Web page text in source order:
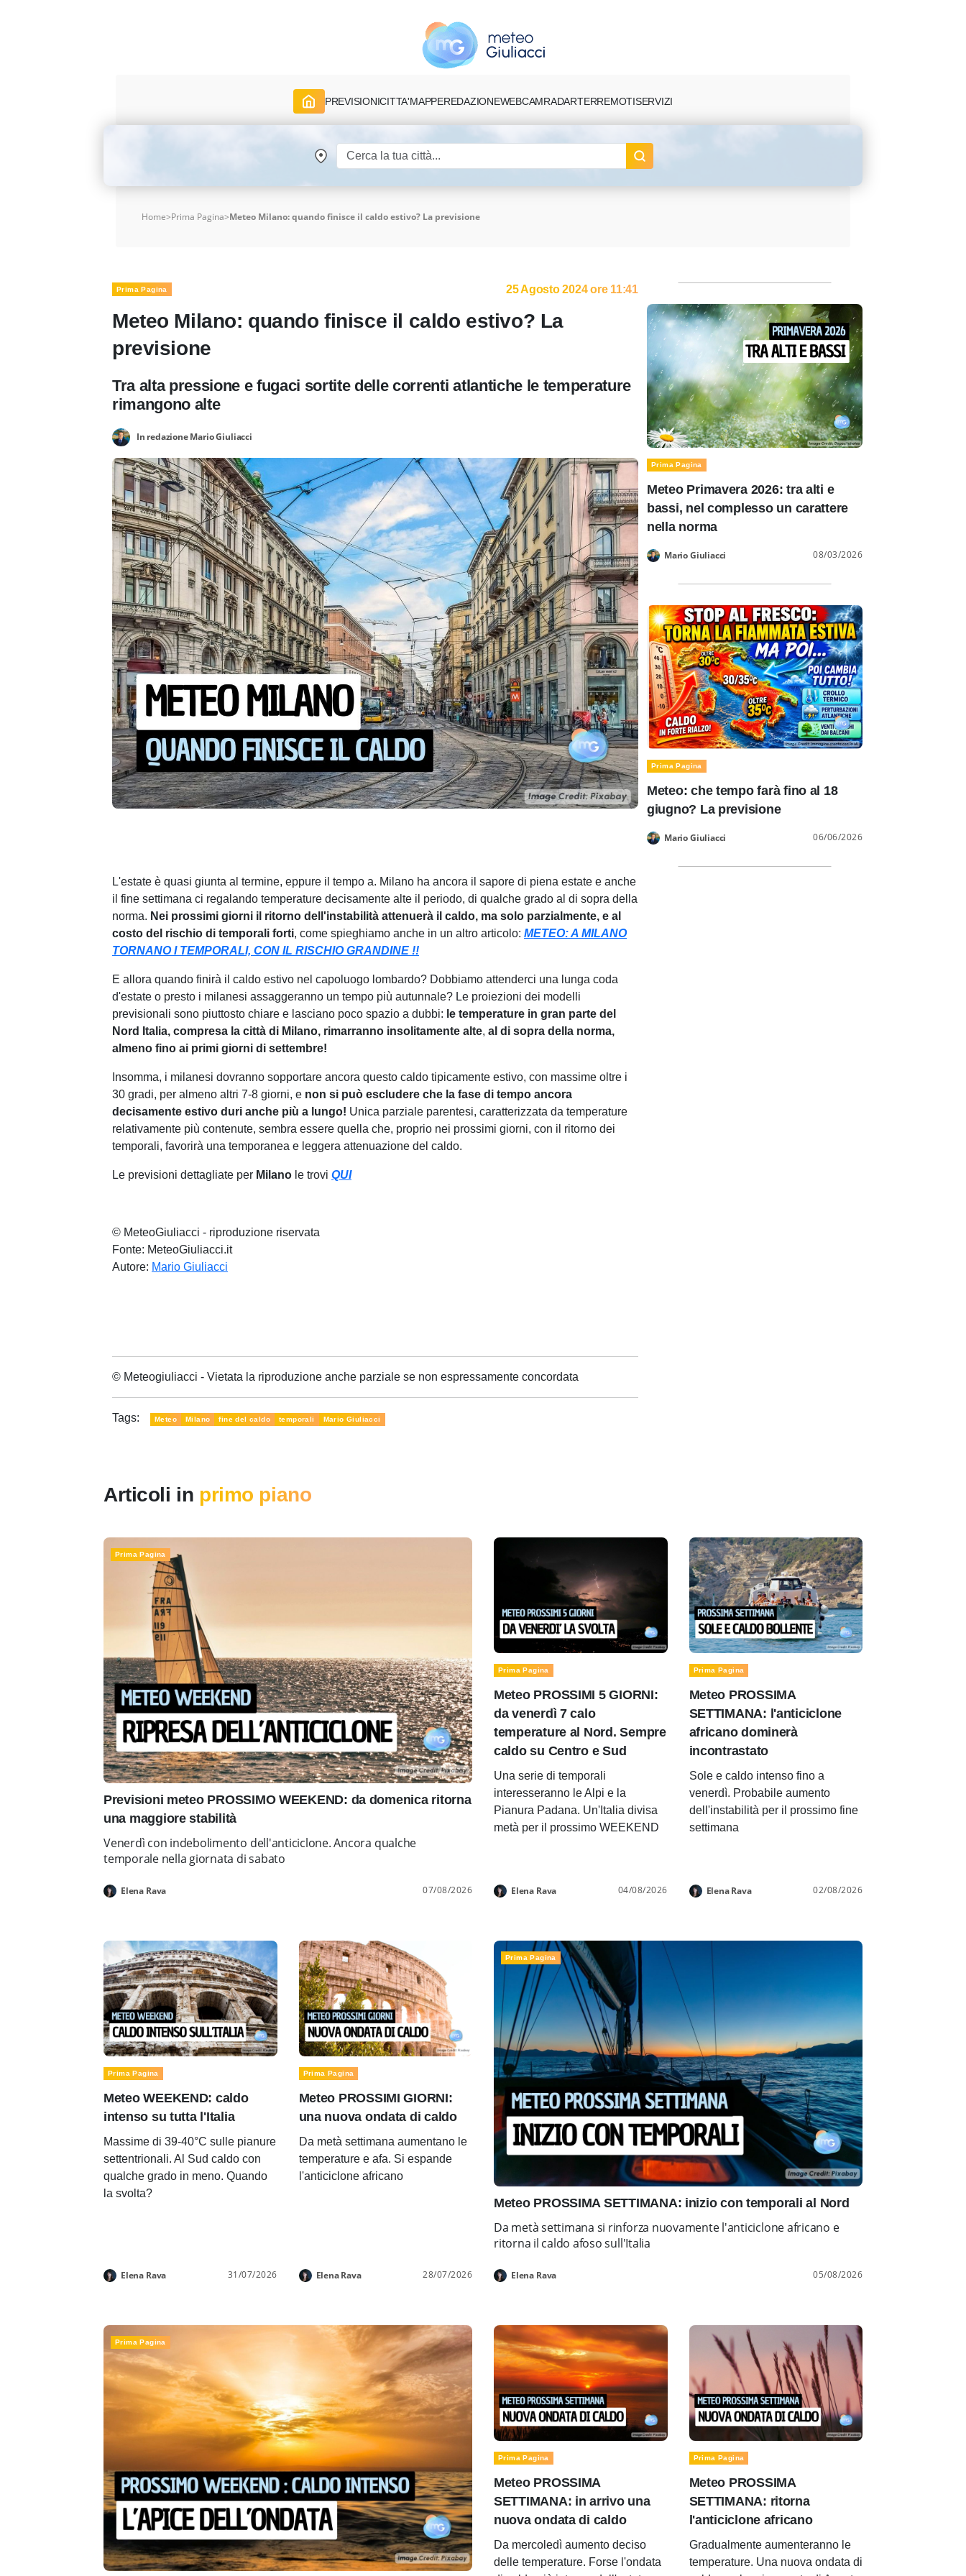
PREVISIONICITTA'MAPPEREDAZIONEWEBCAMRADARTERREMOTISERVIZI
Home>Prima Pagina>Meteo Milano: quando finisce il caldo estivo? La previsione
Prima Pagina 25 Agosto 2024 ore 11:41
Meteo Milano: quando finisce il caldo estivo? La
previsione
Tra alta pressione e fugaci sortite delle correnti atlantiche le temperature
rimangono alte
In redazione Mario Giuliacci
L'estate è quasi giunta al termine, eppure il tempo a. Milano ha ancora il sapore di piena estate e anche
il fine settimana ci regalando temperature decisamente alte il periodo, di qualche grado al di sopra della
norma. Nei prossimi giorni il ritorno dell'instabilità attenuerà il caldo, ma solo parzialmente, e al
costo del rischio di temporali forti, come spieghiamo anche in un altro articolo: METEO: A MILANO
TORNANO I TEMPORALI, CON IL RISCHIO GRANDINE !!
E allora quando finirà il caldo estivo nel capoluogo lombardo? Dobbiamo attenderci una lunga coda
d'estate o presto i milanesi assaggeranno un tempo più autunnale? Le proiezioni dei modelli
previsionali sono piuttosto chiare e lasciano poco spazio a dubbi: le temperature in gran parte del
Nord Italia, compresa la città di Milano, rimarranno insolitamente alte, al di sopra della norma,
almeno fino ai primi giorni di settembre!
Insomma, i milanesi dovranno sopportare ancora questo caldo tipicamente estivo, con massime oltre i
30 gradi, per almeno altri 7-8 giorni, e non si può escludere che la fase di tempo ancora
decisamente estivo duri anche più a lungo! Unica parziale parentesi, caratterizzata da temperature
relativamente più contenute, sembra essere quella che, proprio nei prossimi giorni, con il ritorno dei
temporali, favorirà una temporanea e leggera attenuazione del caldo.
Le previsioni dettagliate per Milano le trovi QUI
© MeteoGiuliacci - riproduzione riservata
Fonte: MeteoGiuliacci.it
Autore: Mario Giuliacci
© Meteogiuliacci - Vietata la riproduzione anche parziale se non espressamente concordata
Tags: Meteo Milano fine del caldo temporali Mario Giuliacci
Prima Pagina
Meteo Primavera 2026: tra alti e
bassi, nel complesso un carattere
nella norma
Mario Giuliacci 08/03/2026
Prima Pagina
Meteo: che tempo farà fino al 18
giugno? La previsione
Mario Giuliacci 06/06/2026
Articoli in primo piano
Prima Pagina
Previsioni meteo PROSSIMO WEEKEND: da domenica ritorna
una maggiore stabilità
Venerdì con indebolimento dell'anticiclone. Ancora qualche
temporale nella giornata di sabato
Elena Rava 07/08/2026
Prima Pagina
Meteo PROSSIMI 5 GIORNI:
da venerdì 7 calo
temperature al Nord. Sempre
caldo su Centro e Sud
Una serie di temporali
interesseranno le Alpi e la
Pianura Padana. Un'Italia divisa
metà per il prossimo WEEKEND
Elena Rava 04/08/2026
Prima Pagina
Meteo PROSSIMA
SETTIMANA: l'anticiclone
africano dominerà
incontrastato
Sole e caldo intenso fino a
venerdì. Probabile aumento
dell'instabilità per il prossimo fine
settimana
Elena Rava 02/08/2026
Prima Pagina
Meteo WEEKEND: caldo
intenso su tutta l'Italia
Massime di 39-40°C sulle pianure
settentrionali. Al Sud caldo con
qualche grado in meno. Quando
la svolta?
Elena Rava 31/07/2026
Prima Pagina
Meteo PROSSIMI GIORNI:
una nuova ondata di caldo
Da metà settimana aumentano le
temperature e afa. Si espande
l'anticiclone africano
Elena Rava 28/07/2026
Prima Pagina
Meteo PROSSIMA SETTIMANA: inizio con temporali al Nord
Da metà settimana si rinforza nuovamente l'anticiclone africano e
ritorna il caldo afoso sull'Italia
Elena Rava 05/08/2026
Prima Pagina
Prima Pagina
Meteo PROSSIMA
SETTIMANA: in arrivo una
nuova ondata di caldo
Da mercoledì aumento deciso
delle temperature. Forse l'ondata
Prima Pagina
Meteo PROSSIMA
SETTIMANA: ritorna
l'anticiclone africano
Gradualmente aumenteranno le
temperature. Una nuova ondata di